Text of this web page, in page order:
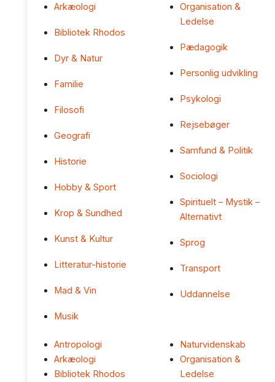
Arkæologi
Bibliotek Rhodos
Dyr & Natur
Familie
Filosofi
Geografi
Historie
Hobby & Sport
Krop & Sundhed
Kunst & Kultur
Litteratur-historie
Mad & Vin
Musik
Organisation &
Ledelse
Pædagogik
Personlig udvikling
Psykologi
Rejsebøger
Samfund & Politik
Sociologi
Spirituelt – Mystik –
Alternativt
Sprog
Transport
Uddannelse
Antropologi
Arkæologi
Bibliotek Rhodos
Naturvidenskab
Organisation &
Ledelse